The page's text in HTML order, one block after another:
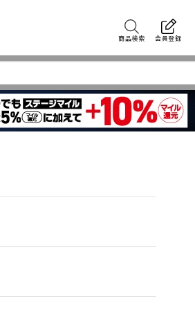
商品検索 会員登録